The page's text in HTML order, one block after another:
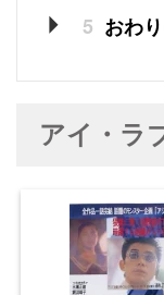
5 おわ
アイ・ラ